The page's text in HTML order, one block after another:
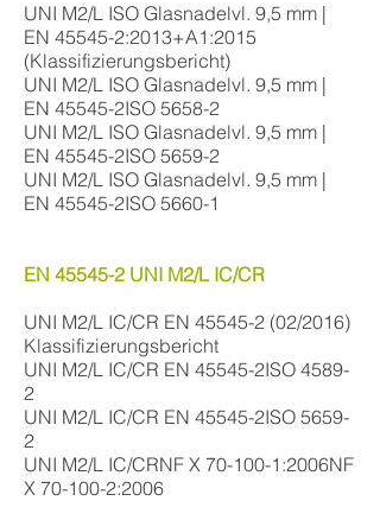
UNI M2/L ISO Glasnadelvl. 9,5 mm |
EN 45545-2:2013+A1:2015
(Klassifizierungsbericht)
UNI M2/L ISO Glasnadelvl. 9,5 mm |
EN 45545-2ISO 5658-2
UNI M2/L ISO Glasnadelvl. 9,5 mm |
EN 45545-2ISO 5659-2
UNI M2/L ISO Glasnadelvl. 9,5 mm |
EN 45545-2ISO 5660-1
EN 45545-2 UNI M2/L IC/CR
UNI M2/L IC/CR EN 45545-2 (02/2016)
Klassifizierungsbericht
UNI M2/L IC/CR EN 45545-2ISO 4589-
2
UNI M2/L IC/CR EN 45545-2ISO 5659-
2
UNI M2/L IC/CRNF X 70-100-1:2006NF
X 70-100-2:2006